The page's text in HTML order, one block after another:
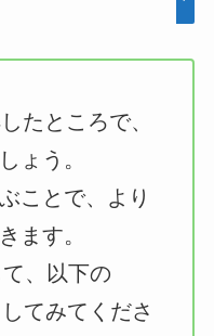
たところで、
ょう。
ことで、より
ます。
て、以下の
てみてくださ